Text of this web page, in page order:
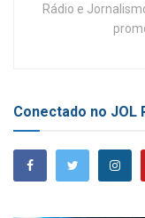
Rádio e
Conectado no JOL